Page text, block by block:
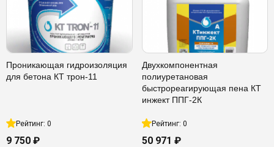
Проникающая гидроизоляция
для бетона КТ трон-11
Рейтинг: 0
9 750 ₽
Двухкомпонентная
полиуретановая
быстрореагирующая пена КТ
инжект ППГ-2К
Рейтинг: 0
50 971 ₽